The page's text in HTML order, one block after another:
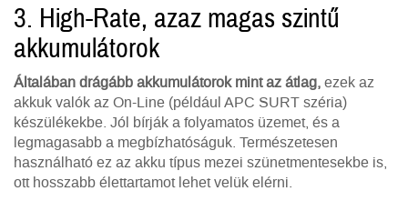
3. High-Rate, azaz magas szintű
akkumulátorok
Általában drágább akkumulátorok mint az átlag,ezek az
akkuk valók az On-Line (például APC SURT széria)
készülékekbe. Jól bírják a folyamatos üzemet, és a
legmagasabb a megbízhatóságuk. Természetesen
használható ez az akku típus mezei szünetmentesekbe is,
ott hosszabb élettartamot lehet velük elérni.